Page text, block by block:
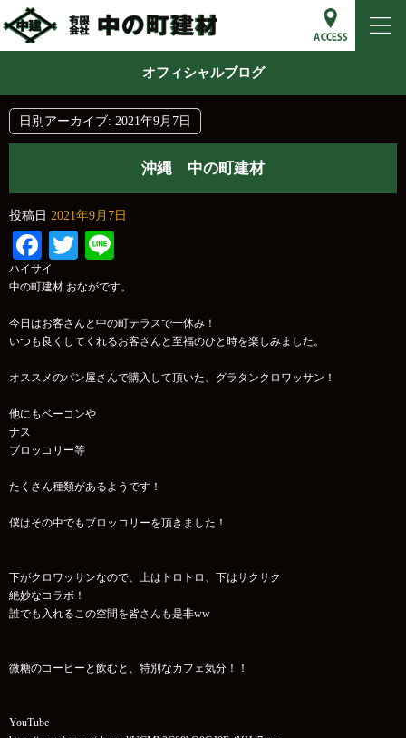
オフィシャルブログ
日別アーカイブ: 2021年9月7日
沖縄 中の町建材
投稿日 2021年9月7日
Facebook
Twitter
ハイサイ
中の町建材 おながです。
今日はお客さんと中の町テラスで一休み！
いつも良くしてくれるお客さんと至福のひと時を楽しみました。
オススメのパン屋さんで購入して頂いた、グラタンクロワッサン！
他にもベーコンや
ナス
ブロッコリー等
たくさん種類があるようです！
僕はその中でもブロッコリーを頂きました！
下がクロワッサンなので、上はトロトロ、下はサクサク
絶妙なコラボ！
誰でも入れるこの空間を皆さんも是非ww
微糖のコーヒーと飲むと、特別なカフェ気分！！
YouTube